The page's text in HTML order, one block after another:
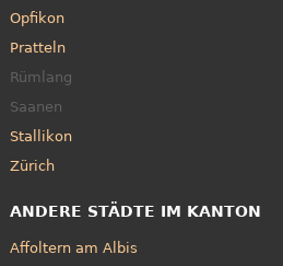
Opfikon
Pratteln
Rümlang
Saanen
Stallikon
Zürich
ANDERE STÄDTE IM KANTON
Affoltern am Albis